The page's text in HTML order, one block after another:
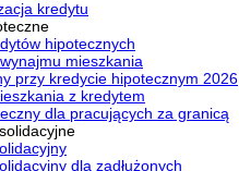
kredytu
hipotecznych
mieszkania
przy kredycie hipotecznym 2026
z kredytem
dla pracujących za granicą
dla zadłużonych